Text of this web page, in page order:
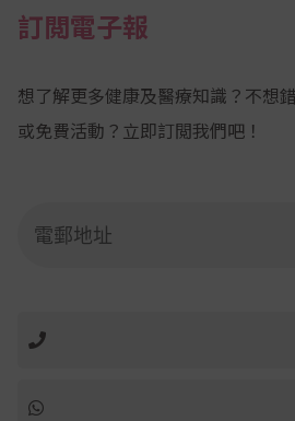
訂閲電子報
想了解更多健康及醫療知識？不想
或免費活動？立即訂閲我們吧！